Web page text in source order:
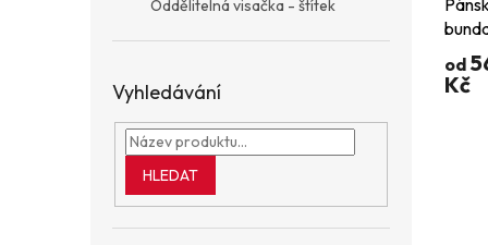
Oddělitelná visačka - štítek
Vyhledávání
HLEDAT
od
Kč